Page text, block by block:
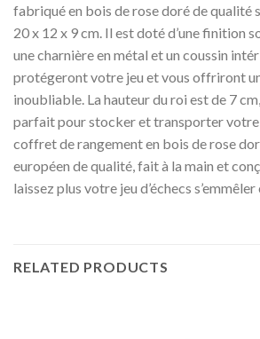
fabriqué en bois de rose doré de qualité
20 x 12 x 9 cm. Il est doté d’une finition
une charnière en métal et un coussin
protégeront votre jeu et vous offriront
inoubliable. La hauteur du roi est de 7
parfait pour stocker et transporter votre
coffret de rangement en bois de rose
européen de qualité, fait à la main et
laissez plus votre jeu d’échecs
RELATED PRODUCTS